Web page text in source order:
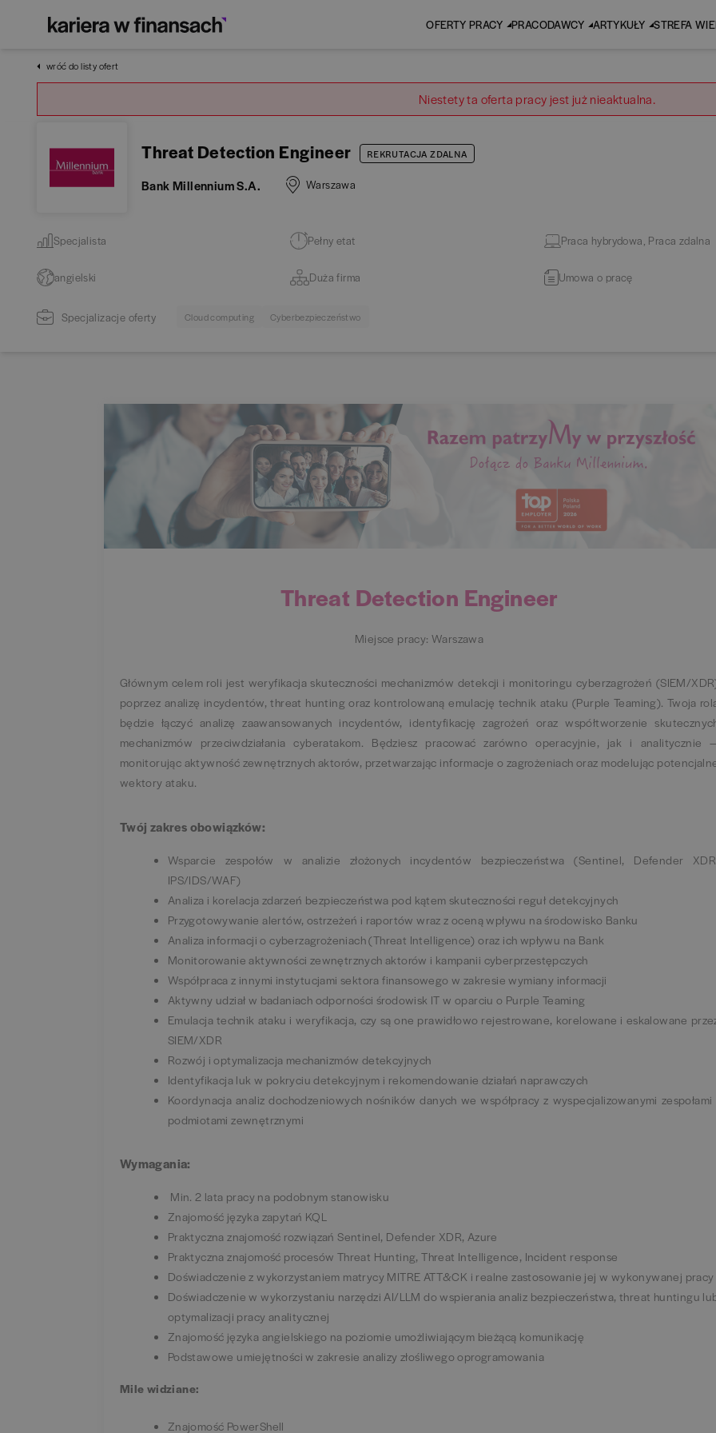
OFERTY PRACY PRACODAWCY ARTYKUŁY STREFA
wróć do listy ofert
Niestety ta oferta pracy jest już nieaktualna.
Threat Detection Engineer REKRUTACJA ZDALNA
Bank Millennium S.A. Warszawa
Specjalista Pełny etat Praca hybrydowa, Praca zdalna
angielski Duża firma Umowa o pracę
Specjalizacje oferty Cloud computing Cyberbezpieczeństwo
Threat Detection Engineer
Miejsce pracy: Warszawa
Głównym celem roli jest weryfikacja skuteczności mechanizmów detekcji i monitoringu cyberzagrożeń (SIEM/
poprzez analizę incydentów, threat hunting oraz kontrolowaną emulację technik ataku (Purple Teaming). Twoja
będzie łączyć analizę zaawansowanych incydentów, identyfikację zagrożeń oraz współtworzenie
mechanizmów przeciwdziałania cyberatakom. Będziesz pracować zarówno operacyjnie, jak i analitycznie
monitorując aktywność zewnętrznych aktorów, przetwarzając informacje o zagrożeniach oraz modelując
wektory ataku.
Twój zakres obowiązków:
Wsparcie zespołów w analizie złożonych incydentów bezpieczeństwa (Sentinel, Defender
IPS/IDS/WAF)
Analiza i korelacja zdarzeń bezpieczeństwa pod kątem skuteczności reguł detekcyjnych
Przygotowywanie alertów, ostrzeżeń i raportów wraz z oceną wpływu na środowisko Banku
Analiza informacji o cyberzagrożeniach (Threat Intelligence) oraz ich wpływu na Bank
Monitorowanie aktywności zewnętrznych aktorów i kampanii cyberprzestępczych
Współpraca z innymi instytucjami sektora finansowego w zakresie wymiany informacji
Aktywny udział w badaniach odporności środowisk IT w oparciu o Purple Teaming
Emulacja technik ataku i weryfikacja, czy są one prawidłowo rejestrowane, korelowane i eskalowane
SIEM/XDR
Rozwój i optymalizacja mechanizmów detekcyjnych
Identyfikacja luk w pokryciu detekcyjnym i rekomendowanie działań naprawczych
Koordynacja analiz dochodzeniowych nośników danych we współpracy z wyspecjalizowanymi zespołami
podmiotami zewnętrznymi
Wymagania:
Min. 2 lata pracy na podobnym stanowisku
Znajomość języka zapytań KQL
Praktyczna znajomość rozwiązań Sentinel, Defender XDR, Azure
Praktyczna znajomość procesów Threat Hunting, Threat Intelligence, Incident response
Doświadczenie z wykorzystaniem matrycy MITRE ATT&CK i realne zastosowanie jej w wykonywanej pracy
Doświadczenie w wykorzystaniu narzędzi AI/LLM do wspierania analiz bezpieczeństwa, threat huntingu
optymalizacji pracy analitycznej
Znajomość języka angielskiego na poziomie umożliwiającym bieżącą komunikację
Podstawowe umiejętności w zakresie analizy złośliwego oprogramowania
Mile widziane:
Znajomość PowerShell